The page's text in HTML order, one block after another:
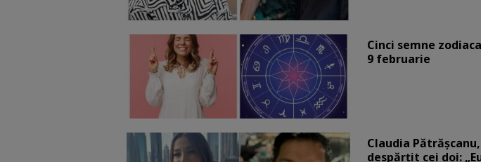
Cinci semne
9 februarie
Claudia
despărțit cei doi: